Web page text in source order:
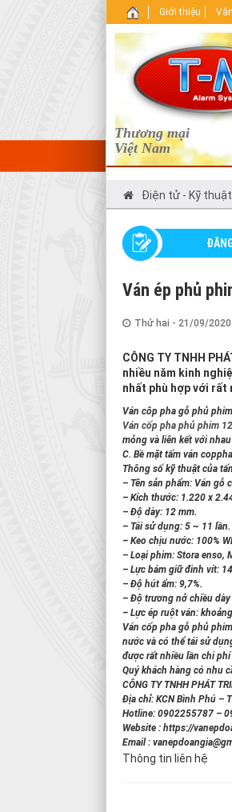
Thương mại
Việt Nam
. Giới thiệu
Điện tử - Kỹ
Ván ép phủ
Thứ hai - 21/09/
CÔNG TY TNHH
nhiều năm kinh
nhất phù hợp với
Ván côp pha gỗ phủ
Ván cốp pha phủ phim
mỏng và liên kết với
C. Bề mặt tấm ván
Thông số kỹ thuật của
– Tên sản phẩm: Ván gỗ
– Kích thước: 1.220 x
– Độ dày: 12 mm.
– Tái sử dụng: 5 ~ 11 lần.
– Keo chịu nước: 100%
– Loại phim: Stora enso,
– Lực bám giữ đinh vít:
– Độ hút ẩm: 9,7%.
– Độ trương nở chiều
– Lực ép ruột ván:
Ván cốp pha gỗ phủ
nước và có thể tái sử
được rất nhiều lần chi
Quý khách hàng có nhu
CÔNG TY TNHH PHÁT
Địa chỉ: KCN Bình Phú –
Hotline: 0902255787 –
Website : https://
Email :
Thông tin liên hệ